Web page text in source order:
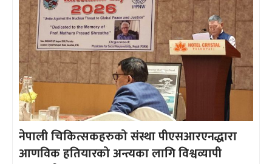
नेपाली चिकित्सकहरुको संस्था पीएसआरएनद्धारा
आणविक हतियारको अन्त्यका लागि विश्वव्यापी